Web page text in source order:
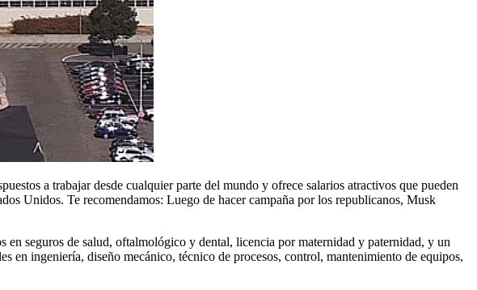
a trabajar desde cualquier parte del mundo y ofrece salarios atractivos que pueden
Unidos. Te recomendamos: Luego de hacer campaña por los republicanos, Musk
en seguros de salud, oftalmológico y dental, licencia por maternidad y paternidad, y un
en ingeniería, diseño mecánico, técnico de procesos, control, mantenimiento de equipos,